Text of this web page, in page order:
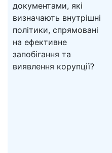
документами, які
визначають внутрішні
політики, спрямовані
на ефективне
запобігання та
виявлення корупції?